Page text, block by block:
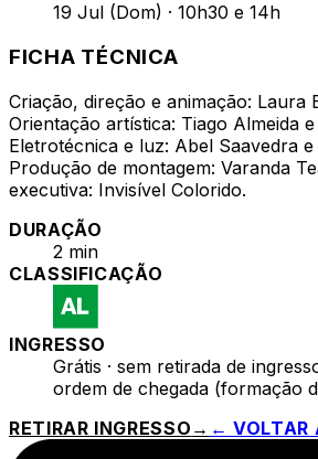
19 Jul (Dom) · 10h30 e 14h
FICHA TÉCNICA
Criação, direção e animação: Laura
Orientação artística: Tiago Almeida
Eletrotécnica e luz: Abel Saavedra e
Produção de montagem: Varanda
executiva: Invisível Colorido.
DURAÇÃO
2 min
CLASSIFICAÇÃO
INGRESSO
Grátis · sem retirada de
ordem de chegada (formação
RETIRAR INGRESSO → ← VOLTAR